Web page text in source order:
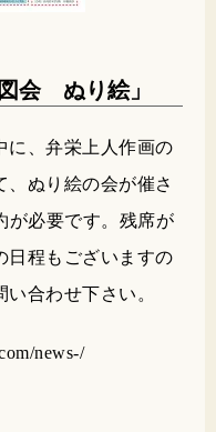
会 ぬり絵」
に、弁栄上人作画の
、ぬり絵の会が催さ
が必要です。残席が
日程もございますの
合わせ下さい。
news-/